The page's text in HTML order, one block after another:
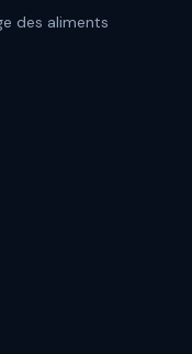
des aliments